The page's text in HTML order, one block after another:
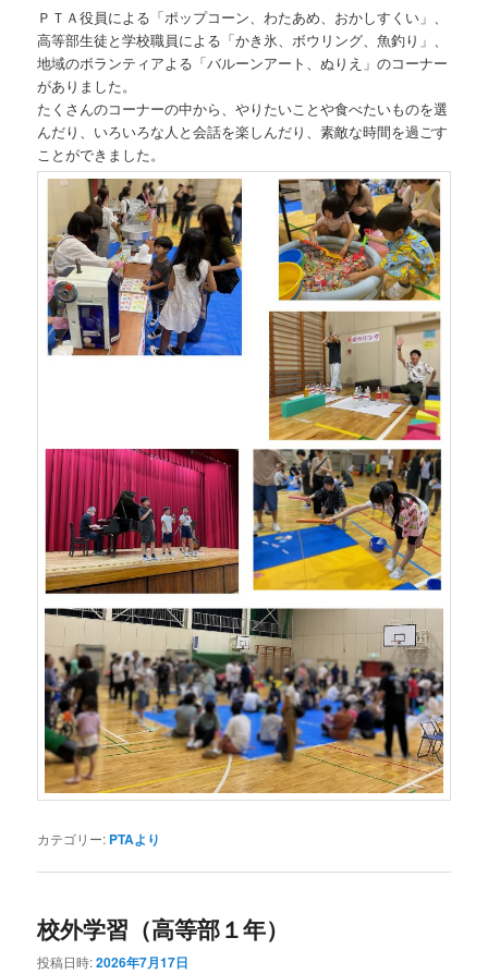
ツ
へ
移
動
へ
移
動
ＰＴＡ役員による「ポップコーン、わたあめ、おかしすくい」、
高等部生徒と学校職員による「かき氷、ボウリング、魚釣り」、
地域のボランティアよる「バルーンアート、ぬりえ」のコーナー
がありました。
たくさんのコーナーの中から、やりたいことや食べたいものを選
んだり、いろいろな人と会話を楽しんだり、素敵な時間を過ごす
ことができました。
カテゴリー: PTAより
校外学習（高等部１年）
投稿日時:2026年7月17日